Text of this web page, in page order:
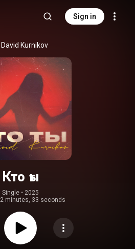
Sign in
David Kurnikov
Кто ты
Single • 2025
2 minutes, 33 seconds